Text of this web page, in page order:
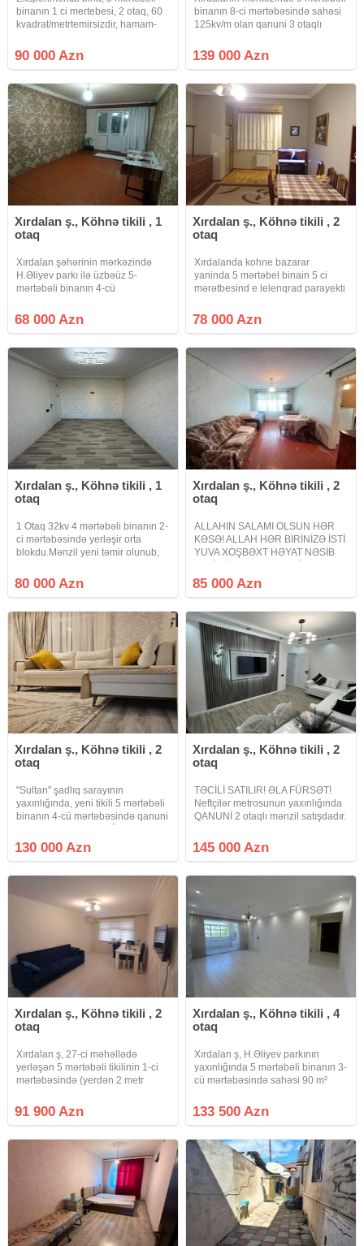
binanın 1 ci mertebesi, 2 otaq, 60
kvadrat/metrtemirsizdir, hamam-
var kupça var, su qaz işiq daimi
90 000 Azn
binanın 8-ci mərtəbəsində sahəsi
125kv/m olan qanuni 3 otaqlı
satılır. Qaz, su, işıq daimidir. Bina
köhne bazar , Anan Bala parkı
139 000 Azn
Xırdalan ş., Köhnə tikili , 1
otaq
Xırdalan şəhərinin mərkəzində
H.Əliyev parkı ilə üzbəüz 5-
mərtəbəli binanın 4-cü
kupçalı mənzil satılır . Qaz , su, işıq
, telefon xətti var. Avtobuslar
68 000 Azn
Xırdalan ş., Köhnə tikili , 2
otaq
Xırdalanda kohne bazarar
yaninda 5 mərtəbel binain 5 ci
mərətbesind e lelenqrad parayekti
mətbəx h/t temirli ve əşyal satlır
qaz su işq diamdr sənət kupca
78 000 Azn
Xırdalan ş., Köhnə tikili , 1
otaq
1 Otaq 32kv 4 mərtəbəli binanın 2-
ci mərtəbəsində yerləşir orta
blokdu.Mənzil yeni təmir olunub,
Mənzil sıfırdan təmir olunub.
Elektrik xətti yeni çəkilib
80 000 Azn
Xırdalan ş., Köhnə tikili , 2
otaq
ALLAHIN SALAMI OLSUN HƏR
KƏSƏ! ALLAH HƏR BİRİNİZƏ İSTİ
YUVA XOŞBƏXT HƏYAT NƏSİB
Abşeron rayonu Xırdalan şəhəri
27-ci məhəllə Xruşov layihə 5
künc ev təmirsiz
85 000 Azn
Xırdalan ş., Köhnə tikili , 2
otaq
"Sultan" şadlıq sarayının
yaxınlığında, yeni tikili 5 mərtəbəli
binanın 4-cü mərtəbəsində qanuni
sahəsi 65 kv.m olan mənzil tam
təmirlidir. Mənzilin sənədi
130 000 Azn
Xırdalan ş., Köhnə tikili , 2
otaq
TƏCİLİ SATILIR! ƏLA FÜRSƏT!
Neftçilər metrosunun yaxınlığında
QANUNİ 2 otaqlı mənzil satışdadır.
blokdur.Hər iki tərəfə balkonu var.
Mənzil 5 mərtəbəli binanın 4-cü
145 000 Azn
Xırdalan ş., Köhnə tikili , 2
otaq
Xırdalan ş, 27-ci məhəllədə
yerləşən 5 mərtəbəli tikilinin 1-ci
mərtəbəsində (yerdən 2 metr
qanuni 2 otaqlı əla təmirli mənzil
satılır. Mənzil şəxsi yaşayış üçün
91 900 Azn
Xırdalan ş., Köhnə tikili , 4
otaq
Xırdalan ş, H.Əliyev parkının
yaxınlığında 5 mərtəbəli binanın 3-
cü mərtəbəsində sahəsi 90 m²
satılır. Mənzil şəxsi yaşayış üçün
yüksək keyfiyyətli materiallarla
133 500 Azn